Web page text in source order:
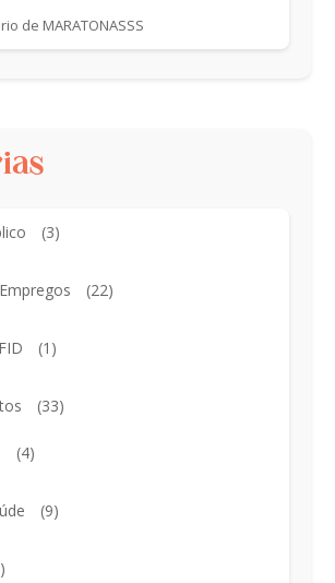
de MARATONASSS
(3)
(22)
(1)
(33)
(4)
(9)